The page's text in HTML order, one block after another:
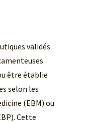
validés
être établie
selon les
(EBM) ou
Cette